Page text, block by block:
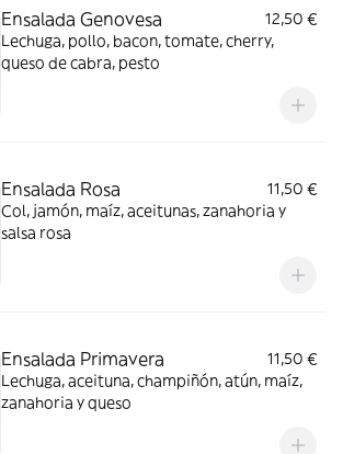
Ensalada Genovesa
12,50 €
Lechuga, pollo, bacon, tomate, cherry,
queso de cabra, pesto
Ensalada Rosa
11,50 €
Col, jamón, maíz, aceitunas, zanahoria y
salsa rosa
Ensalada Primavera
11,50 €
Lechuga, aceituna, champiñón, atún, maíz,
zanahoria y queso